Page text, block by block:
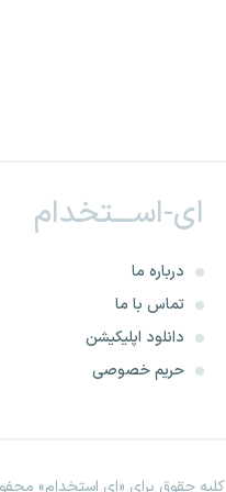
ای-اســـتخدام
درباره ما
تماس با ما
دانلود اپلیکیشن
حریم خصوصی
کلیه حقوق برای «ای استخدام»